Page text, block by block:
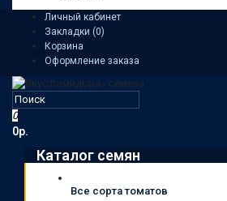
Личный кабинет
Закладки (0)
Корзина
Оформление заказа
0
0р.
Каталог семян
Все сорта томатов